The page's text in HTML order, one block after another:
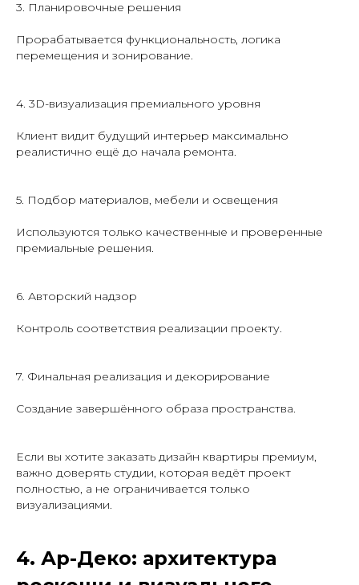
3. Планировочные решения
Прорабатывается функциональность, логика
перемещения и зонирование.
4. 3D-визуализация премиального уровня
Клиент видит будущий интерьер максимально
реалистично ещё до начала ремонта.
5. Подбор материалов, мебели и освещения
Используются только качественные и проверенные
премиальные решения.
6. Авторский надзор
Контроль соответствия реализации проекту.
7. Финальная реализация и декорирование
Создание завершённого образа пространства.
Если вы хотите заказать дизайн квартиры премиум,
важно доверять студии, которая ведёт проект
полностью, а не ограничивается только
визуализациями.
4. Ар-Деко: архитектура